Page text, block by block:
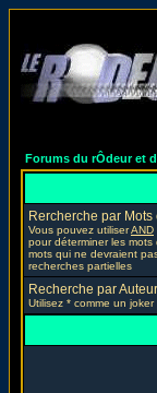
Forums du rÔdeur et
Rercherche par Mots
Vous pouvez utiliserAND
pour déterminer les
mots qui ne devraient
recherches partielles
Recherche par
Utilisez * comme un